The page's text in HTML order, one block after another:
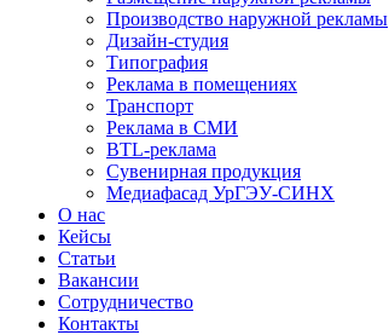
Производство наружной рекламы
Дизайн-студия
Типография
Реклама в помещениях
Транспорт
Реклама в СМИ
BTL-реклама
Сувенирная продукция
Медиафасад УрГЭУ-СИНХ
О нас
Кейсы
Статьи
Вакансии
Сотрудничество
Контакты